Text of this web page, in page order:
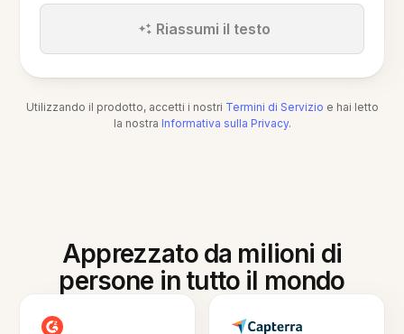
Riassumi il testo
Utilizzando il prodotto, accetti i nostri Termini di Servizio e hai letto
la nostra Informativa sulla Privacy.
Apprezzato da milioni di
persone in tutto il mondo